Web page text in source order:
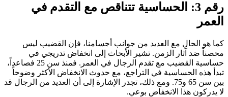
رقم 3: الحساسية تتناقص مع التقدم في
العمر
كما هو الحال مع العديد من جوانب أجسامنا، فإن القضيب ليس
محصناً ضد آثار الزمن. تشير الأبحاث إلى انخفاض تدريجي في
حساسية القضيب مع تقدم الرجال في العمر. فمنذ سن 25 فصاعداً،
تبدأ هذه الحساسية في التراجع، مع حدوث الانخفاض الأكثر وضوحاً
بين سن 65 و75. ومع ذلك، تجدر الإشارة إلى أن العديد من الرجال قد
لا يدركون هذا الانخفاض بوعي.